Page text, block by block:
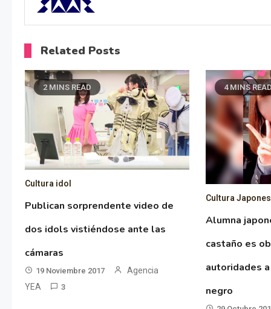
Related Posts
2 MINS READ
Cultura idol
Publican sorprendente video de
dos idols vistiéndose ante las
cámaras
19 Noviembre 2017
Agencia
YEA
3
4 MINS
Cultura
Alumna
castaño es
autoridades
negro